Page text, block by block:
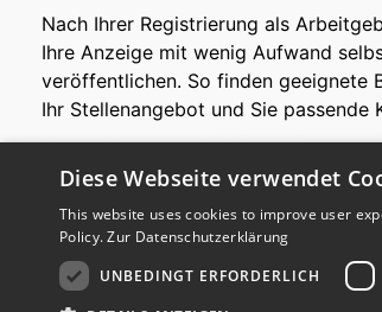
Nach Ihrer Registrierung als
Ihre Anzeige mit wenig Aufwand
veröffentlichen. So finden geeignete
Ihr Stellenangebot und Sie passende
Copyright © 2026. Alle Rechte vorbehalten.
Diese Webseite verwendet
This website uses cookies to improve user
Policy.Zur Datenschutzerklärung
UNBEDINGT ERFORDERLICH